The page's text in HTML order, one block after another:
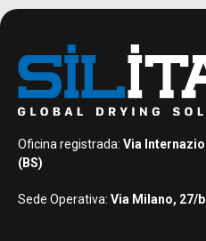
Oficina registrada: Via
(BS)
Sede Operativa: Via Milano, 27/